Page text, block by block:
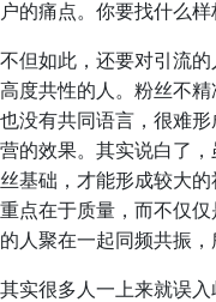
户的痛点。你要找什么
不但如此，还要对引流
高度共性的人。粉丝不精
也没有共同语言，很难
营的效果。其实说白了
丝基础，才能形成较大
重点在于质量，而不仅
的人聚在一起同频共振，
其实很多人一上来就误入